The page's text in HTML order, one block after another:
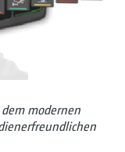
modernen